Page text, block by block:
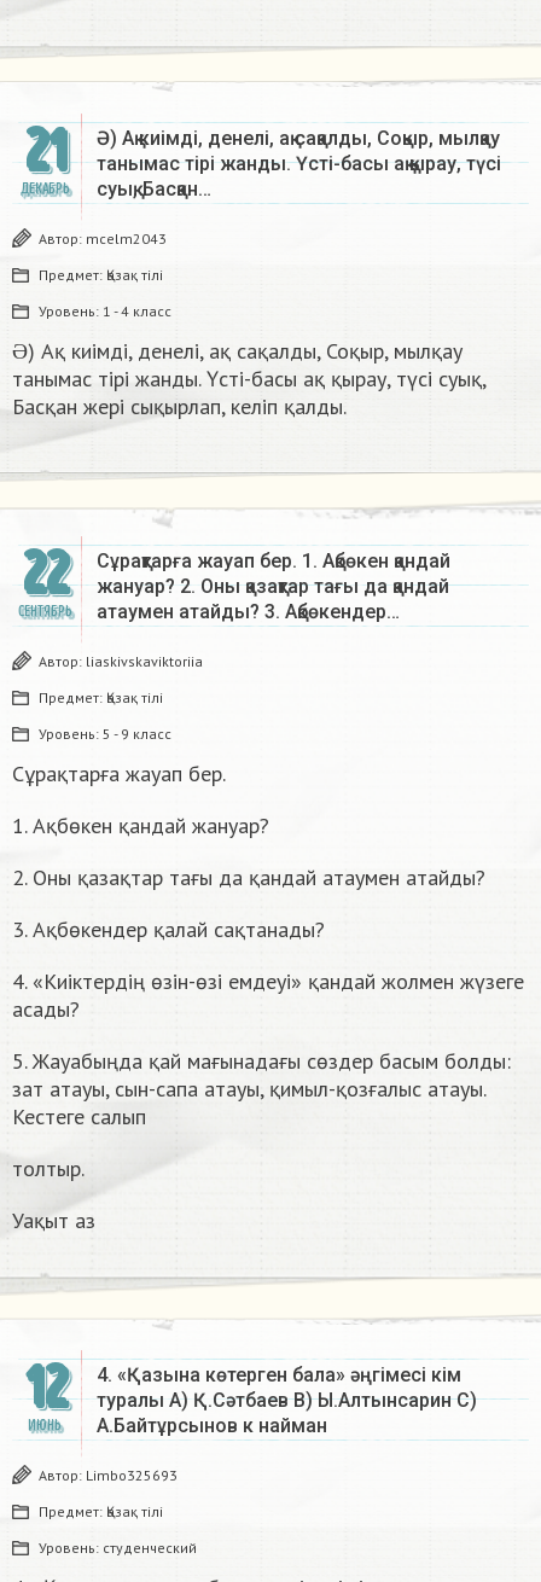
21
ДЕКАБРЬ
Ə) Ақ киімді, денелі, ақ сақалды, Соқыр, мылқау
танымас тірі жанды. Үсті-басы ақ қырау, түсі
суық, Басқан…
Автор: mcelm2043
Предмет: Қазақ тiлi
Уровень: 1 - 4 класс
Ə) Ақ киімді, денелі, ақ сақалды, Соқыр, мылқау
танымас тірі жанды. Үсті-басы ақ қырау, түсі суық,
Басқан жері сықырлап, келіп қалды.​
22
СЕНТЯБРЬ
Сұрақтарға жауап бер. 1. Ақбөкен қандай
жануар? 2. Оны қазақтар тағы да қандай
атаумен атайды? 3. Ақбөкендер…
Автор: liaskivskaviktoriia
Предмет: Қазақ тiлi
Уровень: 5 - 9 класс
Сұрақтарға жауап бер.
1. Ақбөкен қандай жануар?
2. Оны қазақтар тағы да қандай атаумен атайды?
3. Ақбөкендер қалай сақтанады?
4. «Киіктердің өзін-өзі емдеуі» қандай жолмен жүзеге
асады?
5. Жауабыңда қай мағынадағы сөздер басым болды:
зат атауы, сын-сапа атауы, қимыл-қозғалыс атауы.
Кестеге салып
толтыр.
Уақыт аз​
12
ИЮНЬ
4. «Қазына көтерген бала» әңгімесі кім
туралы А) Қ.Сәтбаев В) Ы.Алтынсарин C)
А.Байтұрсынов к найман​
Автор: Limbo325693
Предмет: Қазақ тiлi
Уровень: студенческий